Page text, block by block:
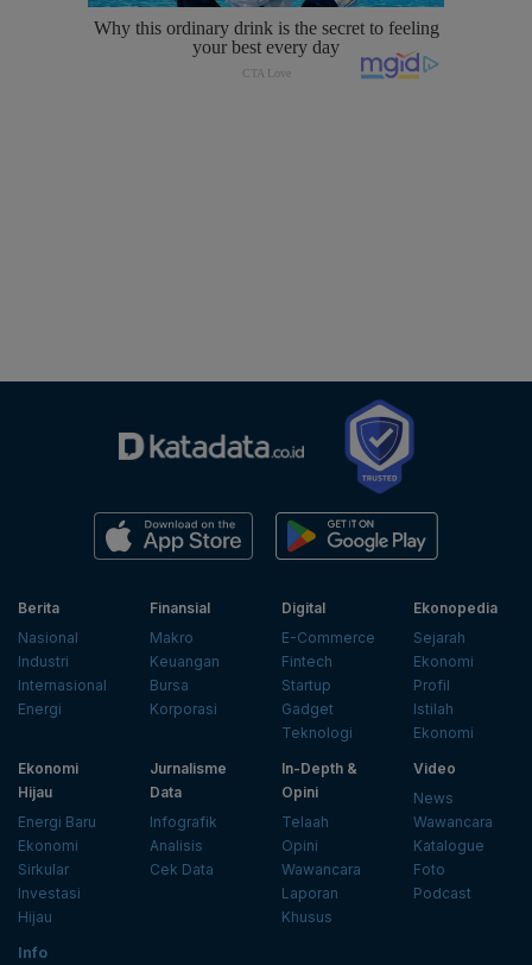
Berita
Nasional
Industri
Internasional
Energi
Finansial
Makro
Keuangan
Bursa
Korporasi
Digital
E-Commerce
Fintech
Startup
Gadget
Teknologi
Ekonopedia
Sejarah
Ekonomi
Profil
Istilah
Ekonomi
Ekonomi
Hijau
Energi Baru
Ekonomi
Sirkular
Investasi
Hijau
Jurnalisme
Data
Infografik
Analisis
Cek Data
In-Depth &
Opini
Telaah
Opini
Wawancara
Laporan
Khusus
Video
News
Wawancara
Katalogue
Foto
Podcast
Info